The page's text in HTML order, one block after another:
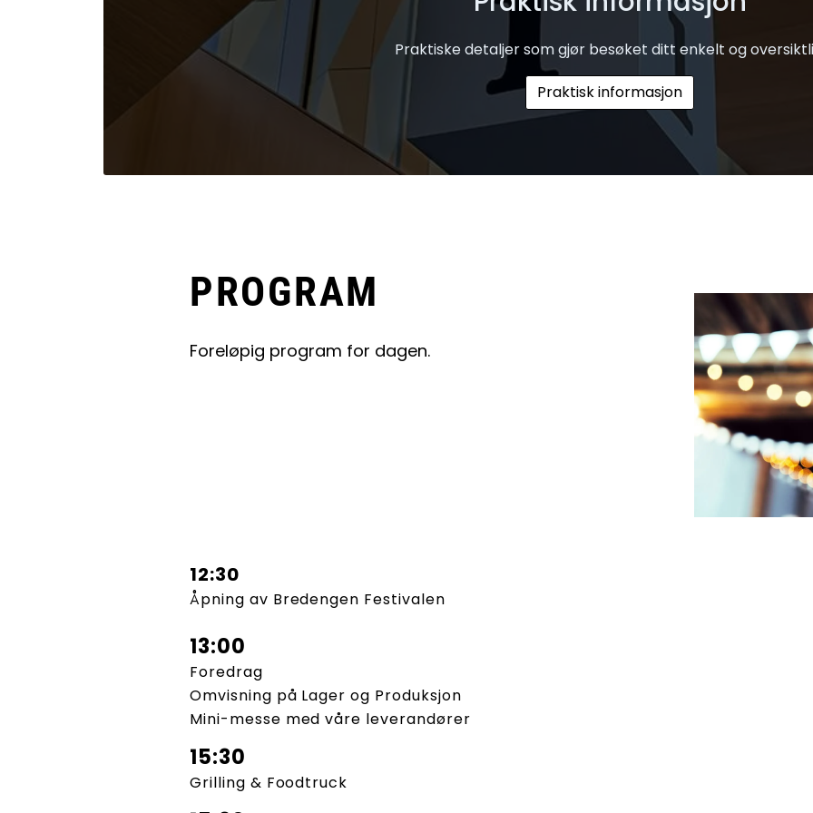
Praktiske detaljer som gjør besøket ditt enkelt og
Praktisk informasjon
PROGRAM
Foreløpig program for dagen.
12:30
Åpning av Bredengen Festivalen
13:00
Foredrag
Omvisning på Lager og Produksjon
Mini-messe med våre leverandører
15:30
Grilling & Foodtruck